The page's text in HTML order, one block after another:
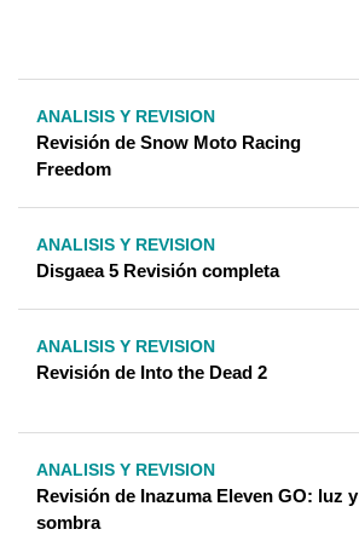
ANALISIS Y REVISION
Revisión de Snow Moto Racing
Freedom
ANALISIS Y REVISION
Disgaea 5 Revisión completa
ANALISIS Y REVISION
Revisión de Into the Dead 2
ANALISIS Y REVISION
Revisión de Inazuma Eleven GO: luz y
sombra